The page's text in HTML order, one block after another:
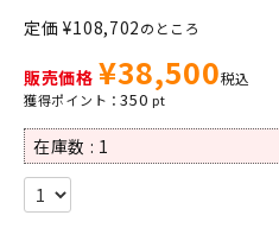
定価 ¥108,702のところ
販売価格 ¥38,500税込
350
在庫数
1